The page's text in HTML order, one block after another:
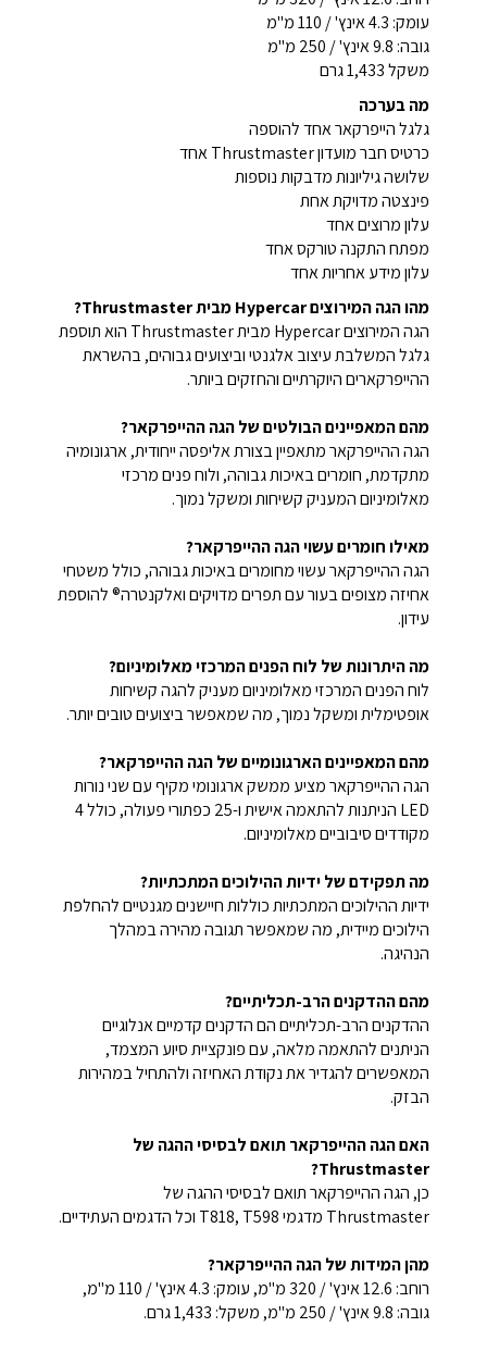
עומק: 4.3 אינץ' / 110 מ"מ
גובה: 9.8 אינץ' / 250 מ"מ
משקל 1,433 גרם
מה בערכה
גלגל הייפרקאר אחד להוספה
כרטיס חבר מועדון Thrustmaster אחד
שלושה גיליונות מדבקות נוספות
פינצטה מדויקת אחת
עלון מרוצים אחד
מפתח התקנה טורקס אחד
עלון מידע אחריות אחד
מהו הגה המירוצים Hypercar מבית Thrustmaster?
הגה המירוצים Hypercar מבית Thrustmaster הוא תוספת
גלגל המשלבת עיצוב אלגנטי וביצועים גבוהים, בהשראת
ההייפרקארים היוקרתיים והחזקים ביותר.
מהם המאפיינים הבולטים של הגה ההייפרקאר?
הגה ההייפרקאר מתאפיין בצורת אליפסה ייחודית, ארגונומיה
מתקדמת, חומרים באיכות גבוהה, ולוח פנים מרכזי
מאלומיניום המעניק קשיחות ומשקל נמוך.
מאילו חומרים עשוי הגה ההייפרקאר?
הגה ההייפרקאר עשוי מחומרים באיכות גבוהה, כולל משטחי
אחיזה מצופים בעור עם תפרים מדויקים ואלקנטרה® להוספת
עידון.
מה היתרונות של לוח הפנים המרכזי מאלומיניום?
לוח הפנים המרכזי מאלומיניום מעניק להגה קשיחות
אופטימלית ומשקל נמוך, מה שמאפשר ביצועים טובים יותר.
מהם המאפיינים הארגונומיים של הגה ההייפרקאר?
הגה ההייפרקאר מציע ממשק ארגונומי מקיף עם שני נורות
LED הניתנות להתאמה אישית ו-25 כפתורי פעולה, כולל 4
מקודדים סיבוביים מאלומיניום.
מה תפקידם של ידיות ההילוכים המתכתיות?
ידיות ההילוכים המתכתיות כוללות חיישנים מגנטיים להחלפת
הילוכים מיידית, מה שמאפשר תגובה מהירה במהלך
הנהיגה.
מהם ההדקנים הרב-תכליתיים?
ההדקנים הרב-תכליתיים הם הדקנים קדמיים אנלוגיים
הניתנים להתאמה מלאה, עם פונקציית סיוע המצמד,
המאפשרים להגדיר את נקודת האחיזה ולהתחיל במהירות
הבזק.
האם הגה ההייפרקאר תואם לבסיסי ההגה של
Thrustmaster?
כן, הגה ההייפרקאר תואם לבסיסי ההגה של
Thrustmaster מדגמי T818, T598 וכל הדגמים העתידיים.
מהן המידות של הגה ההייפרקאר?
רוחב: 12.6 אינץ' / 320 מ"מ, עומק: 4.3 אינץ' / 110 מ"מ,
גובה: 9.8 אינץ' / 250 מ"מ, משקל: 1,433 גרם.